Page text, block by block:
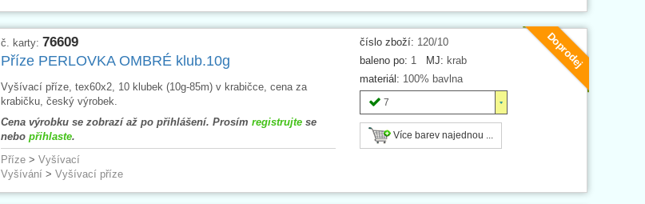
Doprodej
číslo zboží: 120/10
baleno po: 1 MJ: krab
materiál: 100% bavlna
7
Více barev najednou ...
č. karty: 76609
Příze PERLOVKA OMBRÉ klub.10g
Vyšívací příze, tex60x2, 10 klubek (10g-85m) v krabičce, cena za
krabičku, český výrobek.
Cena výrobku se zobrazí až po přihlášení. Prosím registrujtese
nebo přihlaste.
Příze> Vyšívací
Vyšívání> Vyšívací příze